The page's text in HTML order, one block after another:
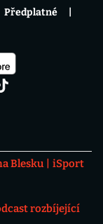
Blesku
iSport
rozbíjející
Předplatné